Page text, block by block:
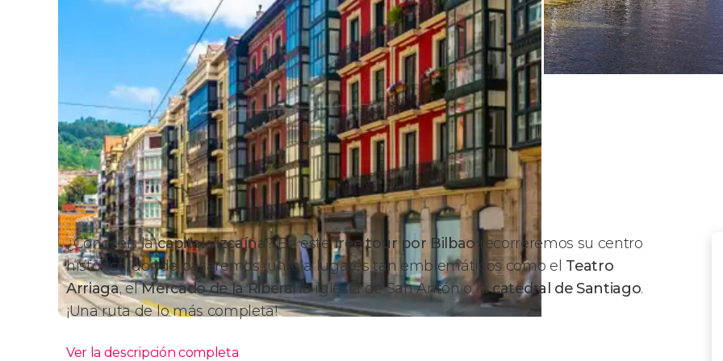
¿Conocéis lacapital vizcaína ? En estefree tour por Bilbao recorreremos su centro
histórico, donde pasaremos junto a lugares tan emblemáticos como el Teatro
Arriaga, elMercado de la Ribera, la iglesia de San Antón o lacatedral de Santiago.
¡Una ruta de lo más completa!
Ver la descripción completa